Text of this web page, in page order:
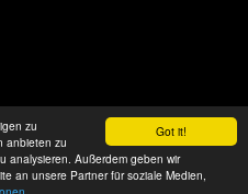
Got it!
zu
anbieten zu
analysieren. Außerdem geben wir
an unsere Partner für soziale Medien,